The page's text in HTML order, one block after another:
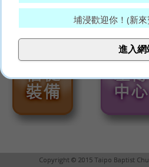
Copyright © 2015 Taipo Baptist
埔浸歡迎你！(新來
大埔浸信會
願賜平安的神，常和你們眾人同在。
進入網